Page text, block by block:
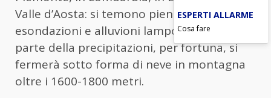
Valle d’Aosta: si temono piene fluviali,
esondazioni e alluvioni lampo anche se una
parte della precipitazioni, per fortuna, si
fermerà sotto forma di neve in montagna
oltre i 1600-1800 metri.
ESPERTI ALLARME
Cosa fare